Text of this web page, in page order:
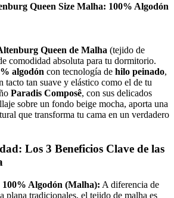
Queen Size Malha: 100% Algodón
Queen de Malha (tejido de
comodidad absoluta para tu dormitorio.
algodón con tecnología de hilo peinado,
tacto tan suave y elástico como el de tu
Paradis Composê, con sus delicados
sobre un fondo beige mocha, aporta una
que transforma tu cama en un verdadero
Los 3 Beneficios Clave de las
Algodón (Malha): A diferencia de
plana tradicionales, el tejido de malha es